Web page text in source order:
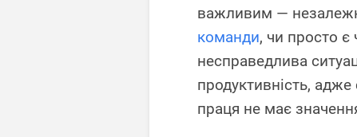
важливим —
команди, чи просто є
несправедлива
продуктивність,
праця не має